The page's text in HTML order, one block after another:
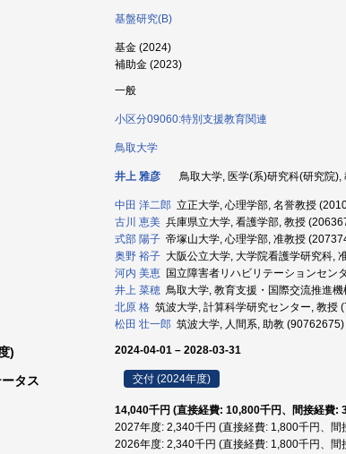
基盤研究(B)
基金 (2024)
補助金 (2023)
一般
小区分09060:特別支援教育関連
鳥取大学
井上 雅彦 鳥取大学, 医学(系)研究科(研究院
中田 洋二郎 立正大学, 心理学部, 名誉教授
古川 恵美 兵庫県立大学, 看護学部, 教授
式部 陽子 帝塚山大学, 心理学部, 准教授
奥野 裕子 大阪公立大学, 大学院看護学研究科,
河内 美恵 国立障害者リハビリテーションセン
井上 菜穂 鳥取大学, 教育支援・国際交流推進
北原 格 筑波大学, 計算科学研究センター, 教授
松田 壮一郎 筑波大学, 人間系, 助教 (90762675)
) 2024-04-01 – 2028-03-31
タス 交付 (2024年度)
14,040千円 (直接経費: 10,800千円、間接経費:
2027年度: 2,340千円 (直接経費: 1,800千円、間
2026年度: 2,340千円 (直接経費: 1,800千円、間